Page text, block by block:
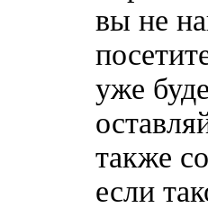
вы не
уже
также
если